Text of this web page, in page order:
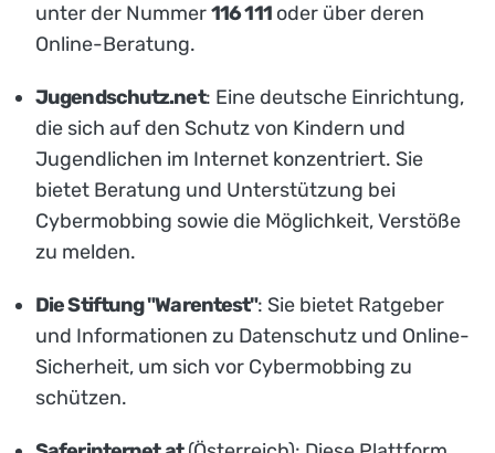
unter der Nummer116 111oder über deren
Online-Beratung.
Jugendschutz.net: Eine deutsche Einrichtung,
die sich auf den Schutz von Kindern und
Jugendlichen im Internet konzentriert. Sie
bietet Beratung und Unterstützung bei
Cybermobbing sowie die Möglichkeit, Verstöße
zu melden.
Die Stiftung "Warentest": Sie bietet Ratgeber
und Informationen zu Datenschutz und Online-
Sicherheit, um sich vor Cybermobbing zu
schützen.